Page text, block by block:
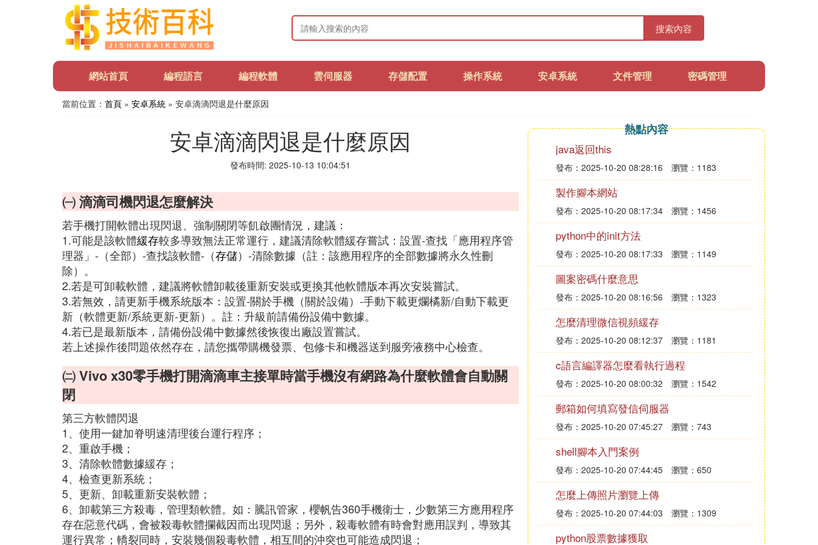
搜索內容
網站首頁 編程語言 編程軟體 雲伺服器 存儲配置 操作系統 安卓系統 文件管理 密碼管理
當前位置： 首頁 » 安卓系統 » 安卓滴滴閃退是什麼原因
安卓滴滴閃退是什麼原因
發布時間: 2025-10-13 10:04:51
㈠ 滴滴司機閃退怎麼解決
若手機打開軟體出現閃退、強制關閉等飢啟團情況，建議：
1.可能是該軟體緩存較多導致無法正常運行，建議清除軟體緩存嘗試：設置-查找「應用程序管
理器」-（全部）-查找該軟體-（存儲）-清除數據（註：該應用程序的全部數據將永久性刪
除）。
2.若是可卸載軟體，建議將軟體卸載後重新安裝或更換其他軟體版本再次安裝嘗試。
3.若無效，請更新手機系統版本：設置-關於手機（關於設備）-手動下載更爛橘新/自動下載更
新（軟體更新/系統更新-更新）。註：升級前請備份設備中數據。
4.若已是最新版本，請備份設備中數據然後恢復出廠設置嘗試。
若上述操作後問題依然存在，請您攜帶購機發票、包修卡和機器送到服旁液務中心檢查。
㈡ Vivo x30零手機打開滴滴車主接單時當手機沒有網路為什麼軟體會自動關
閉
第三方軟體閃退
1、使用一鍵加脊明速清理後台運行程序；
2、重啟手機；
3、清除軟體數據緩存；
4、檢查更新系統；
5、更新、卸載重新安裝軟體；
6、卸載第三方殺毒，管理類軟體。如：騰訊管家，櫻帆告360手機衛士，少數第三方應用程序
存在惡意代碼，會被殺毒軟體攔截因而出現閃退；另外，殺毒軟體有時會對應用誤判，導致其
運行異常；轎裂同時，安裝幾個殺毒軟體，相互間的沖突也可能造成閃退；
熱點內容
java返回this
發布：2025-10-20 08:28:16 瀏覽：1183
製作腳本網站
發布：2025-10-20 08:17:34 瀏覽：1456
python中的init方法
發布：2025-10-20 08:17:33 瀏覽：1149
圖案密碼什麼意思
發布：2025-10-20 08:16:56 瀏覽：1323
怎麼清理微信視頻緩存
發布：2025-10-20 08:12:37 瀏覽：1181
c語言編譯器怎麼看執行過程
發布：2025-10-20 08:00:32 瀏覽：1542
郵箱如何填寫發信伺服器
發布：2025-10-20 07:45:27 瀏覽：743
shell腳本入門案例
發布：2025-10-20 07:44:45 瀏覽：650
怎麼上傳照片瀏覽上傳
發布：2025-10-20 07:44:03 瀏覽：1309
python股票數據獲取